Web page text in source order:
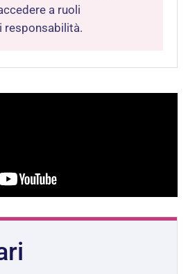
a ruoli
responsabilità.